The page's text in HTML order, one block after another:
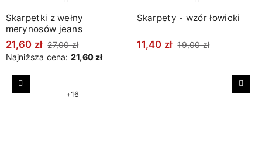
Skarpetki z wełny
merynosów jeans
21,60 zł 27,00 zł
Najniższa cena: 21,60 zł
+16
Skarpety - wzór łowicki
11,40 zł 19,00 zł
Poprzedni